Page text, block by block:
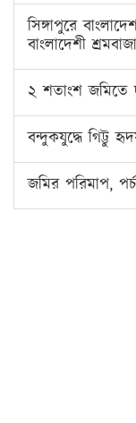
সিঙ্গাপুরে
বাংলাদেশী
২ শতাংশ জমিতে
বন্দুকযুদ্ধে গিট্টু
জমির পরিমাপ,